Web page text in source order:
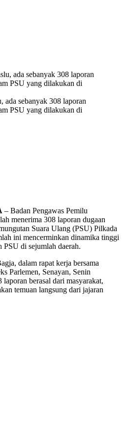
ada sebanyak 308 laporan
PSU yang dilakukan di
– Badan Pengawas Pemilu
menerima 308 laporan dugaan
Suara Ulang (PSU) Pilkada
ini mencerminkan dinamika tinggi
PSU di sejumlah daerah.
dalam rapat kerja bersama
Parlemen, Senayan, Senin
berasal dari masyarakat,
temuan langsung dari jajaran